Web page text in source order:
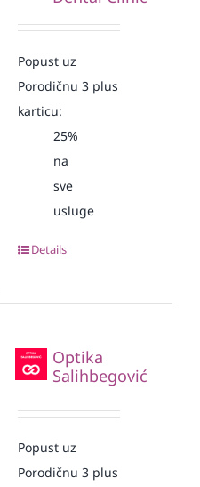
Popust uz
Porodičnu 3 plus
karticu:
25%
na
sve
usluge
Details
Optika
Salihbegović
Popust uz
Porodičnu 3 plus